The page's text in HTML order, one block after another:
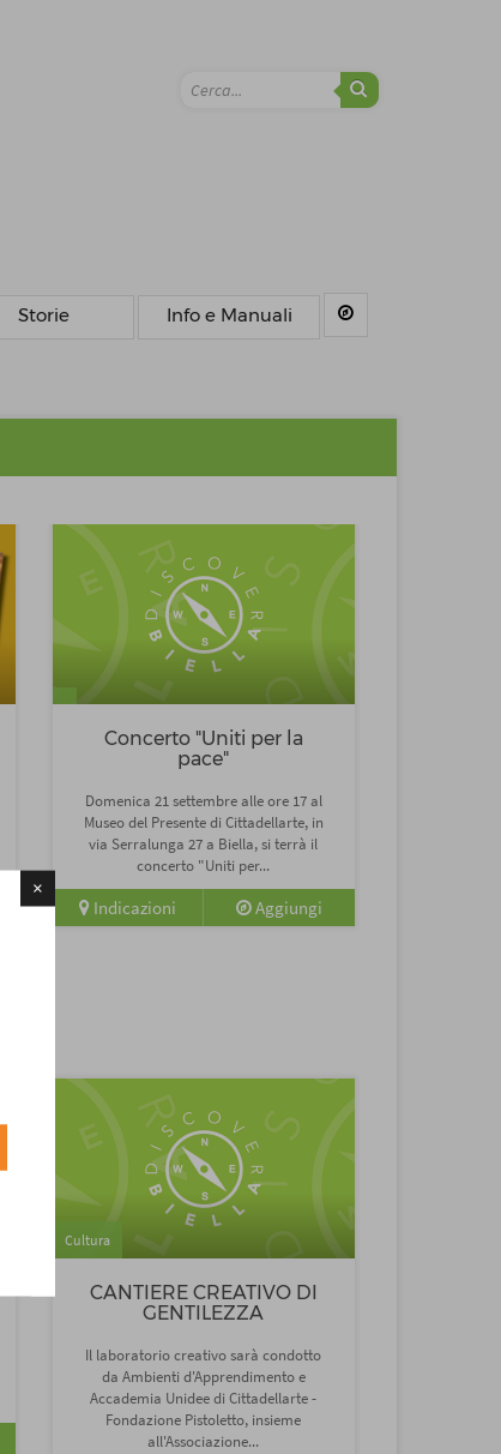
×
Storie Info e Manuali
Concerto "Uniti per la
pace"
Domenica 21 settembre alle ore 17 al
Museo del Presente di Cittadellarte, in
via Serralunga 27 a Biella, si terrà il
concerto "Uniti per...
Indicazioni Aggiungi
Cultura
CANTIERE CREATIVO DI
GENTILEZZA
Il laboratorio creativo sarà condotto
da Ambienti d'Apprendimento e
Accademia Unidee di Cittadellarte -
Fondazione Pistoletto, insieme
all'Associazione...